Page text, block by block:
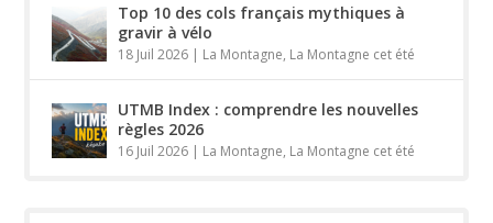
Top 10 des cols français mythiques à
gravir à vélo
18 Juil 2026 | La Montagne, La Montagne cet été
UTMB Index : comprendre les nouvelles
règles 2026
16 Juil 2026 | La Montagne, La Montagne cet été